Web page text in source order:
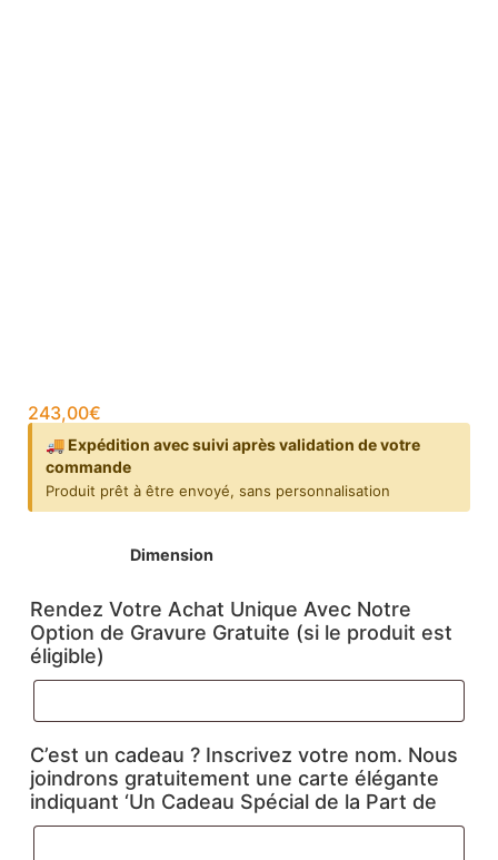
243,00€
🚚 Expédition avec suivi après validation de votre
commande
Produit prêt à être envoyé, sans personnalisation
Dimension
Rendez Votre Achat Unique Avec Notre
Option de Gravure Gratuite (si le produit est
éligible)
C’est un cadeau ? Inscrivez votre nom. Nous
joindrons gratuitement une carte élégante
indiquant ‘Un Cadeau Spécial de la Part de